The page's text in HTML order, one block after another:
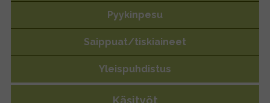
Defu juniori luomukuivaruoka
koiralle
Pyykinpesu
Saippuat/tiskiaineet
Yleispuhdistus
Käsityöt